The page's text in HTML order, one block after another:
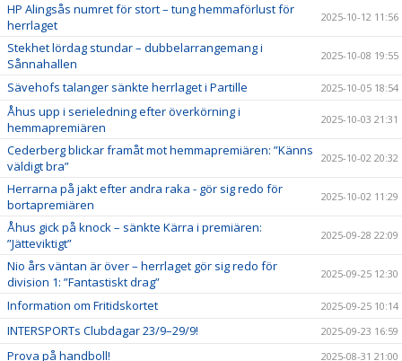
HP Alingsås numret för stort – tung hemmaförlust för
herrlaget
2025-10-12 11:56
Stekhet lördag stundar – dubbelarrangemang i
Sånnahallen
2025-10-08 19:55
Sävehofs talanger sänkte herrlaget i Partille 2025-10-05 18:54
Åhus upp i serieledning efter överkörning i
hemmapremiären
2025-10-03 21:31
Cederberg blickar framåt mot hemmapremiären: ”Känns
väldigt bra”
2025-10-02 20:32
Herrarna på jakt efter andra raka - gör sig redo för
bortapremiären
2025-10-02 11:29
Åhus gick på knock – sänkte Kärra i premiären:
”Jätteviktigt”
2025-09-28 22:09
Nio års väntan är över – herrlaget gör sig redo för
division 1: ”Fantastiskt drag”
2025-09-25 12:30
Information om Fritidskortet 2025-09-25 10:14
INTERSPORTs Clubdagar 23/9–29/9! 2025-09-23 16:59
Prova på handboll! 2025-08-31 21:00